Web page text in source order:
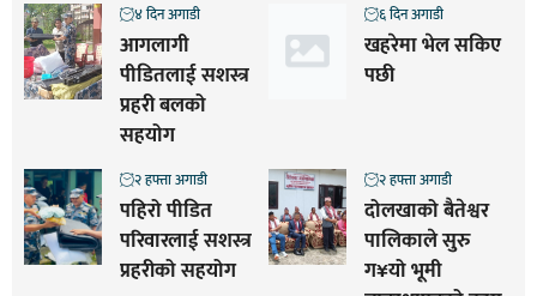
आगलागी
पीडितलाई सशस्त्र
प्रहरी बलको
सहयोग
४ दिन अगाडी
खहरेमा भेल सकिए
पछी
६ दिन अगाडी
पहिरो पीडित
परिवारलाई सशस्त्र
प्रहरीको सहयोग
२ हफ्ता अगाडी
दोलखाको बैतेश्वर
पालिकाले सुरु
ग¥यो भूमी
२ हफ्ता अगाडी